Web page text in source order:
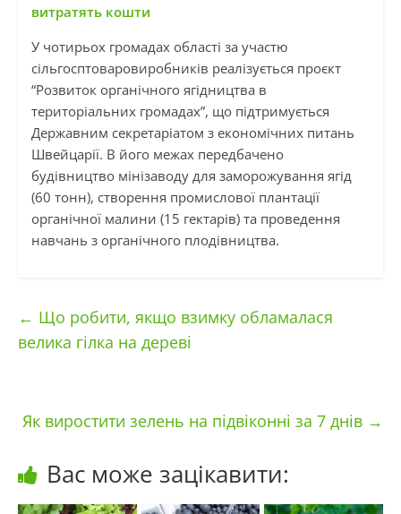
витратять кошти
У чотирьох громадах області за участю
сільгосптоваровиробників реалізується проєкт
“Розвиток органічного ягідництва в
територіальних громадах”, що підтримується
Державним секретаріатом з економічних питань
Швейцарії. В його межах передбачено
будівництво мінізаводу для заморожування ягід
(60 тонн), створення промислової плантації
органічної малини (15 гектарів) та проведення
навчань з органічного плодівництва.
← Що робити, якщо взимку обламалася
велика гілка на дереві
Як виростити зелень на підвіконні за 7 днів →
Вас може зацікавити: